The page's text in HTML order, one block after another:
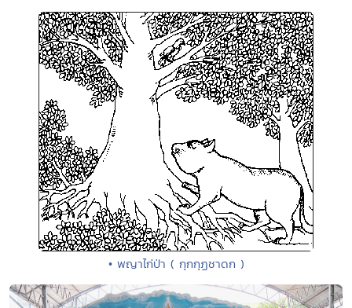
• พญาไก่ป่า ( กุกกุฏชาดก )